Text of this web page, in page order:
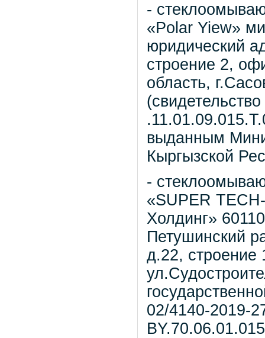
-
«Polar Yiew»
юридический
строение 2,
область,
выданным
Кыргызской
-
«SUPER
Холдинг»
Петушинский
д.22, строение
02/4140-2019-